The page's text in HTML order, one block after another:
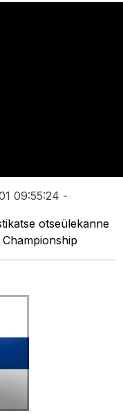
09:55:24 -
otseülekanne